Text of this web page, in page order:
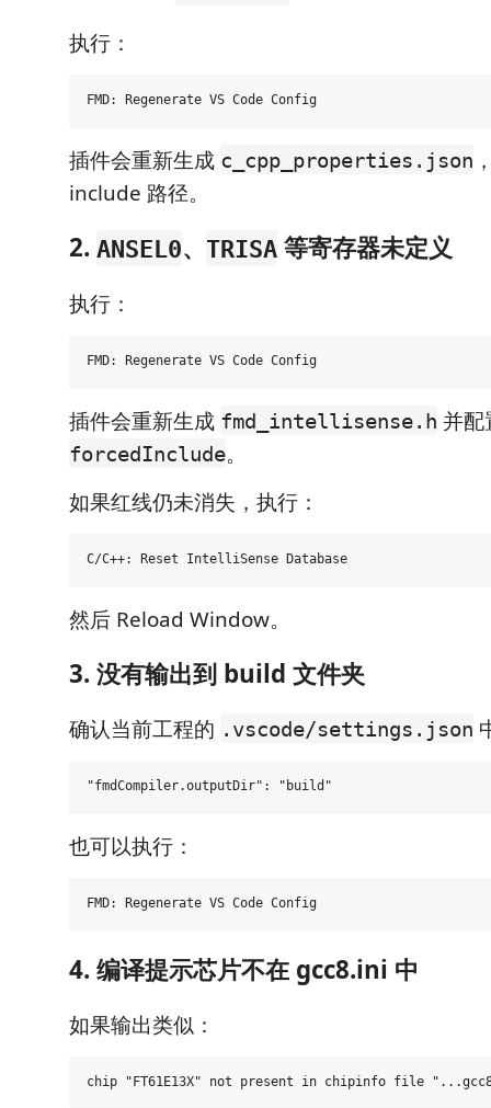
执行：
插件会重新生成 c_cpp_properties.json
include 路径。
2. ANSEL0、 TRISA 等寄存器未定义
执行：
插件会重新生成 fmd_intellisense.h 并配
forcedInclude。
如果红线仍未消失，执行：
然后 Reload Window。
3. 没有输出到 build 文件夹
确认当前工程的 .vscode/settings.json
也可以执行：
4. 编译提示芯片不在 gcc8.ini 中
如果输出类似：